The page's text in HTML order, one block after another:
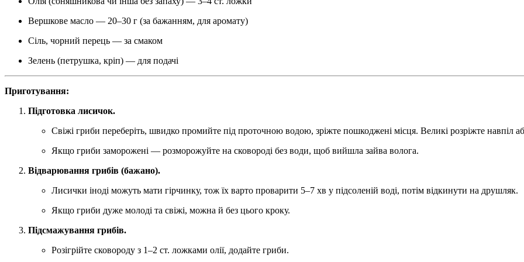
Вершкове масло — 20–30 г (за бажанням, для аромату)
Сіль, чорний перець — за смаком
Зелень (петрушка, кріп) — для подачі
Приготування:
Підготовка лисичок.
Свіжі гриби переберіть, швидко промийте під проточною водою, зріжте пошкоджені місця. Великі розріжте навпіл
Якщо гриби заморожені — розморожуйте на сковороді без води, щоб вийшла зайва волога.
Відварювання грибів (бажано).
Лисички іноді можуть мати гірчинку, тож їх варто проварити 5–7 хв у підсоленій воді, потім відкинути на друшляк.
Якщо гриби дуже молоді та свіжі, можна й без цього кроку.
Підсмажування грибів.
Розігрійте сковороду з 1–2 ст. ложками олії, додайте гриби.